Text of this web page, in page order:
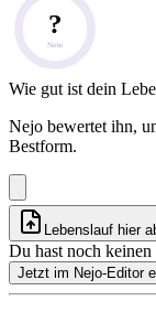
?
Note
Wie gut ist dein
Nejo bewertet ihn,
Bestform.
Lebenslauf hier
Du hast noch
Jetzt im Nejo-Editor